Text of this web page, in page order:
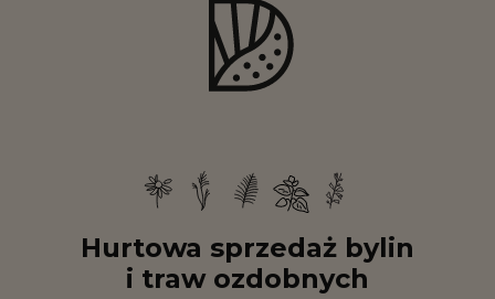
Hurtowa sprzedaż bylin
i traw ozdobnych